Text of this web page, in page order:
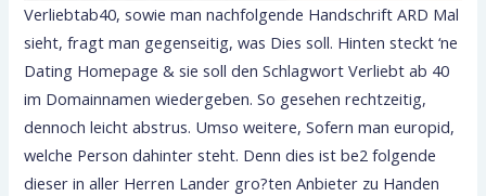
Verliebtab40, sowie man nachfolgende Handschrift ARD Mal
sieht, fragt man gegenseitig, was Dies soll. Hinten steckt ‘ne
Dating Homepage & sie soll den Schlagwort Verliebt ab 40
im Domainnamen wiedergeben. So gesehen rechtzeitig,
dennoch leicht abstrus. Umso weitere, Sofern man europid,
welche Person dahinter steht. Denn dies ist be2 folgende
dieser in aller Herren Lander gro?ten Anbieter zu Handen